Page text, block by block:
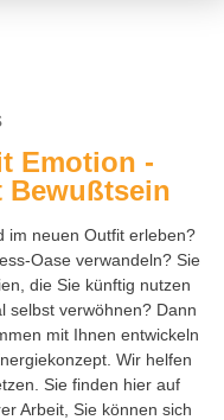
Emotion -
Bewußtsein
im neuen Outfit erleben?
Oase verwandeln? Sie
die Sie künftig nutzen
selbst verwöhnen? Dann
mit Ihnen entwickeln
Wir helfen
Sie finden hier auf
Arbeit, Sie können sich